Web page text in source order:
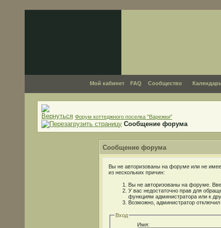
Мой кабинет FAQ Сообщество
Форум коттеджного поселка "Варежки"
Сообщение форума
Сообщение форума
Вы не авторизованы на форуме или не
из нескольких причин:
Вы не авторизованы на форуме.
У вас недостаточно прав для
функциям администратора или к
Возможно, администратор
Вход
Имя: